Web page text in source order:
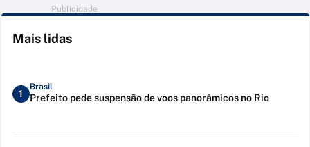
Publicidade
Mais lidas
1
Brasil
Prefeito pede suspensão de voos panorâmicos no Rio